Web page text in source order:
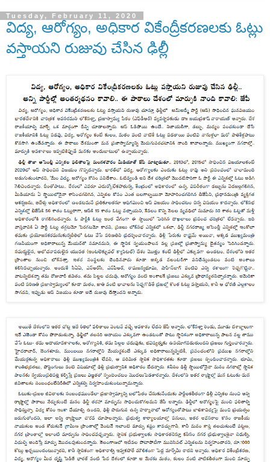
Tuesday, February 11, 2020
విద్య, ఆరోగ్యం, అధికార వికేంద్రీకరణలకు ఓట్లు
వస్తాయని రుజువు చేసిన ఢిల్లీ